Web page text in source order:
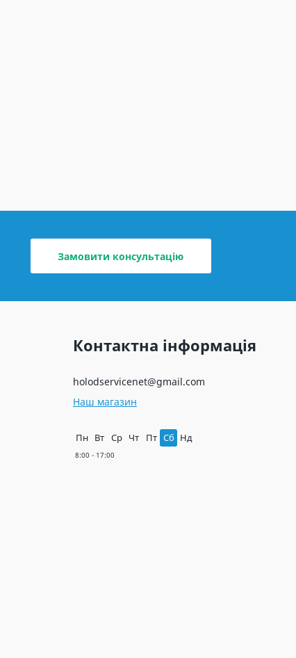
Замовити консультацію
Контактна інформація
holodservicenet@gmail.com
Наш магазин
Пн Вт Ср Чт Пт Сб Нд